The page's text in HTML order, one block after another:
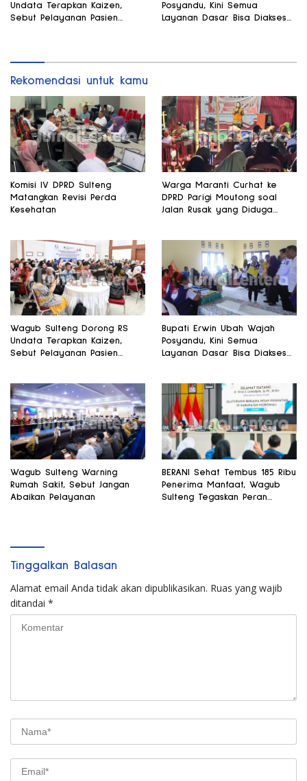
Undata Terapkan Kaizen,
Sebut Pelayanan Pasien
Posyandu, Kini Semua
Layanan Dasar Bisa Diakses
Rekomendasi untuk kamu
Komisi IV DPRD Sulteng
Matangkan Revisi Perda
Kesehatan
Warga Maranti Curhat ke
DPRD Parigi Moutong soal
Jalan Rusak yang Diduga
Wagub Sulteng Dorong RS
Undata Terapkan Kaizen,
Sebut Pelayanan Pasien
Bupati Erwin Ubah Wajah
Posyandu, Kini Semua
Layanan Dasar Bisa Diakses
Wagub Sulteng Warning
Rumah Sakit, Sebut Jangan
Abaikan Pelayanan
BERANI Sehat Tembus 185 Ribu
Penerima Manfaat, Wagub
Sulteng Tegaskan Peran
Tinggalkan Balasan
Alamat email Anda tidak akan dipublikasikan. Ruas yang wajib
ditandai *